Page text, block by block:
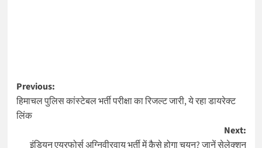
Post
navigation
Previous:
हिमाचल पुलिस कांस्टेबल भर्ती परीक्षा का रिजल्ट जारी, ये रहा डायरेक्ट
लिंक
Next:
इंडियन एयरफोर्स अग्निवीरवायु भर्ती में कैसे होगा चयन? जानें सेलेक्शन